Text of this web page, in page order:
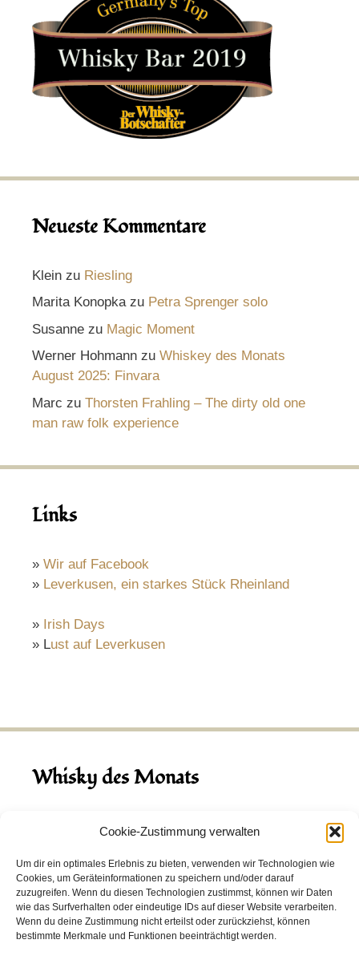
Cookie-Zustimmung verwalten
Um dir ein optimales Erlebnis zu bieten, verwenden wir Technologien wie
Cookies, um Geräteinformationen zu speichern und/oder darauf
zuzugreifen. Wenn du diesen Technologien zustimmst, können wir Daten
wie das Surfverhalten oder eindeutige IDs auf dieser Website verarbeiten.
Wenn du deine Zustimmung nicht erteilst oder zurückziehst, können
bestimmte Merkmale und Funktionen beeinträchtigt werden.
Neueste Kommentare
Klein zu Riesling
Marita Konopkazu Petra Sprenger solo
Susanne zu Magic Moment
Werner Hohmann zu Whiskey des Monats
August 2025: Finvara
Marc zu Thorsten Frahling – The dirty old one
man raw folk experience
Links
» Wir auf Facebook
» Leverkusen, ein starkes Stück Rheinland
» Irish Days
» Lust auf Leverkusen
Whisky des Monats
August 2026
Hinch Double Wood
Destillerie:Hinch(Irland)
Single Malt, 43.0%
Peated: Nein